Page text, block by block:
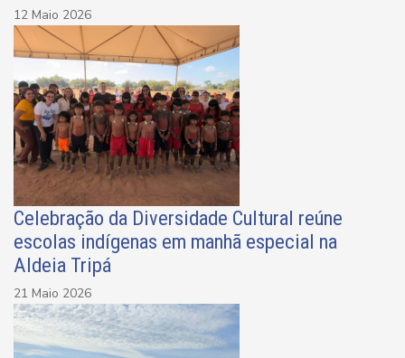
12 Maio 2026
Celebração da Diversidade Cultural reúne
escolas indígenas em manhã especial na
Aldeia Tripá
21 Maio 2026